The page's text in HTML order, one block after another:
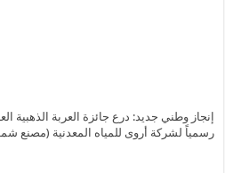
إنجاز وطني جديد: درع جائزة العربة الذهبية
رسمياً لشركة أروى للمياه المعدنية (مصنع